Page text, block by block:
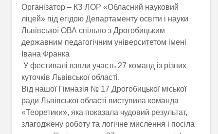
Організатор – КЗ ЛОР «Обласний науковий
ліцей» під егідою Департаменту освіти і науки
Львівської ОВА спільно з Дрогобицьким
державним педагогічним університетом імені
Івана Франка
У фестивалі взяли участь 27 команд із різних
куточків Львівської області.
Від нашої Гімназія № 17 Дрогобицької міської
ради Львівської області виступила команда
«Теоретики», яка показала чудовий результат,
злагоджену роботу та логічне мислення і посіла